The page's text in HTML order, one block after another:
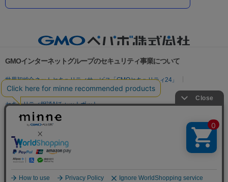
GMOインターネットグループのセキュリティ事業について
世界初総合ネットセキュリティサービス「GMOセキュリティ24」
パスワード漏洩診断
Webサイトリスク診断
セキュリティ相談AIチャットボット
実在証明・盗聴対策
サイバー攻撃対策（GMO Flatt Security）
セキュリティ事業の軌跡